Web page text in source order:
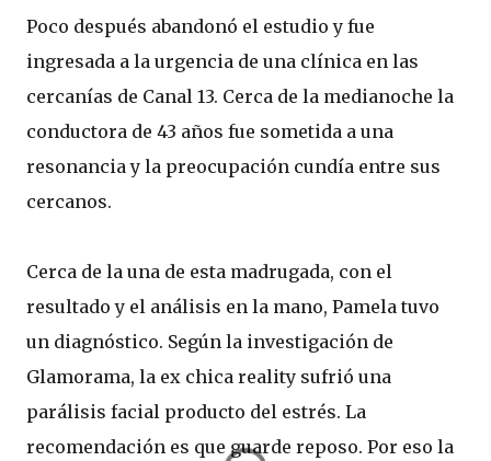
Poco después abandonó el estudio y fue
ingresada a la urgencia de una clínica en las
cercanías de Canal 13. Cerca de la medianoche la
conductora de 43 años fue sometida a una
resonancia y la preocupación cundía entre sus
cercanos.
Cerca de la una de esta madrugada, con el
resultado y el análisis en la mano, Pamela tuvo
un diagnóstico. Según la investigación de
Glamorama, la ex chica reality sufrió una
parálisis facial producto del estrés. La
recomendación es que guarde reposo. Por eso la